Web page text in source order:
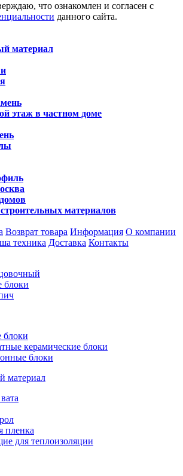
что ознакомлен и согласен с
данного сайта.
материал
этаж в частном доме
материалов
Возврат товара Информация О компании
техника Доставка Контакты
блоки
блоки
керамические блоки
блоки
материал
пленка
для теплоизоляции